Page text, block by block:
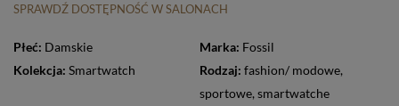
SPRAWDŹ DOSTĘPNOŚĆ W SALONACH
Płeć: Damskie Marka: Fossil
Kolekcja: Smartwatch Rodzaj: fashion/ modowe,
sportowe, smartwatche